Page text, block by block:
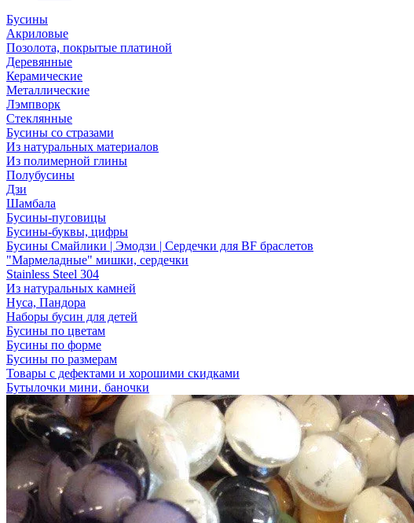
Бусины
Акриловые
Позолота, покрытые платиной
Деревянные
Керамические
Металлические
Лэмпворк
Стеклянные
Бусины со стразами
Из натуральных материалов
Из полимерной глины
Полубусины
Дзи
Шамбала
Бусины-пуговицы
Бусины-буквы, цифры
Бусины Смайлики | Эмодзи | Сердечки для BF браслетов
"Мармеладные" мишки, сердечки
Stainless Steel 304
Из натуральных камней
Нуса, Пандора
Наборы бусин для детей
Бусины по цветам
Бусины по форме
Бусины по размерам
Товары с дефектами и хорошими скидками
Бутылочки мини, баночки